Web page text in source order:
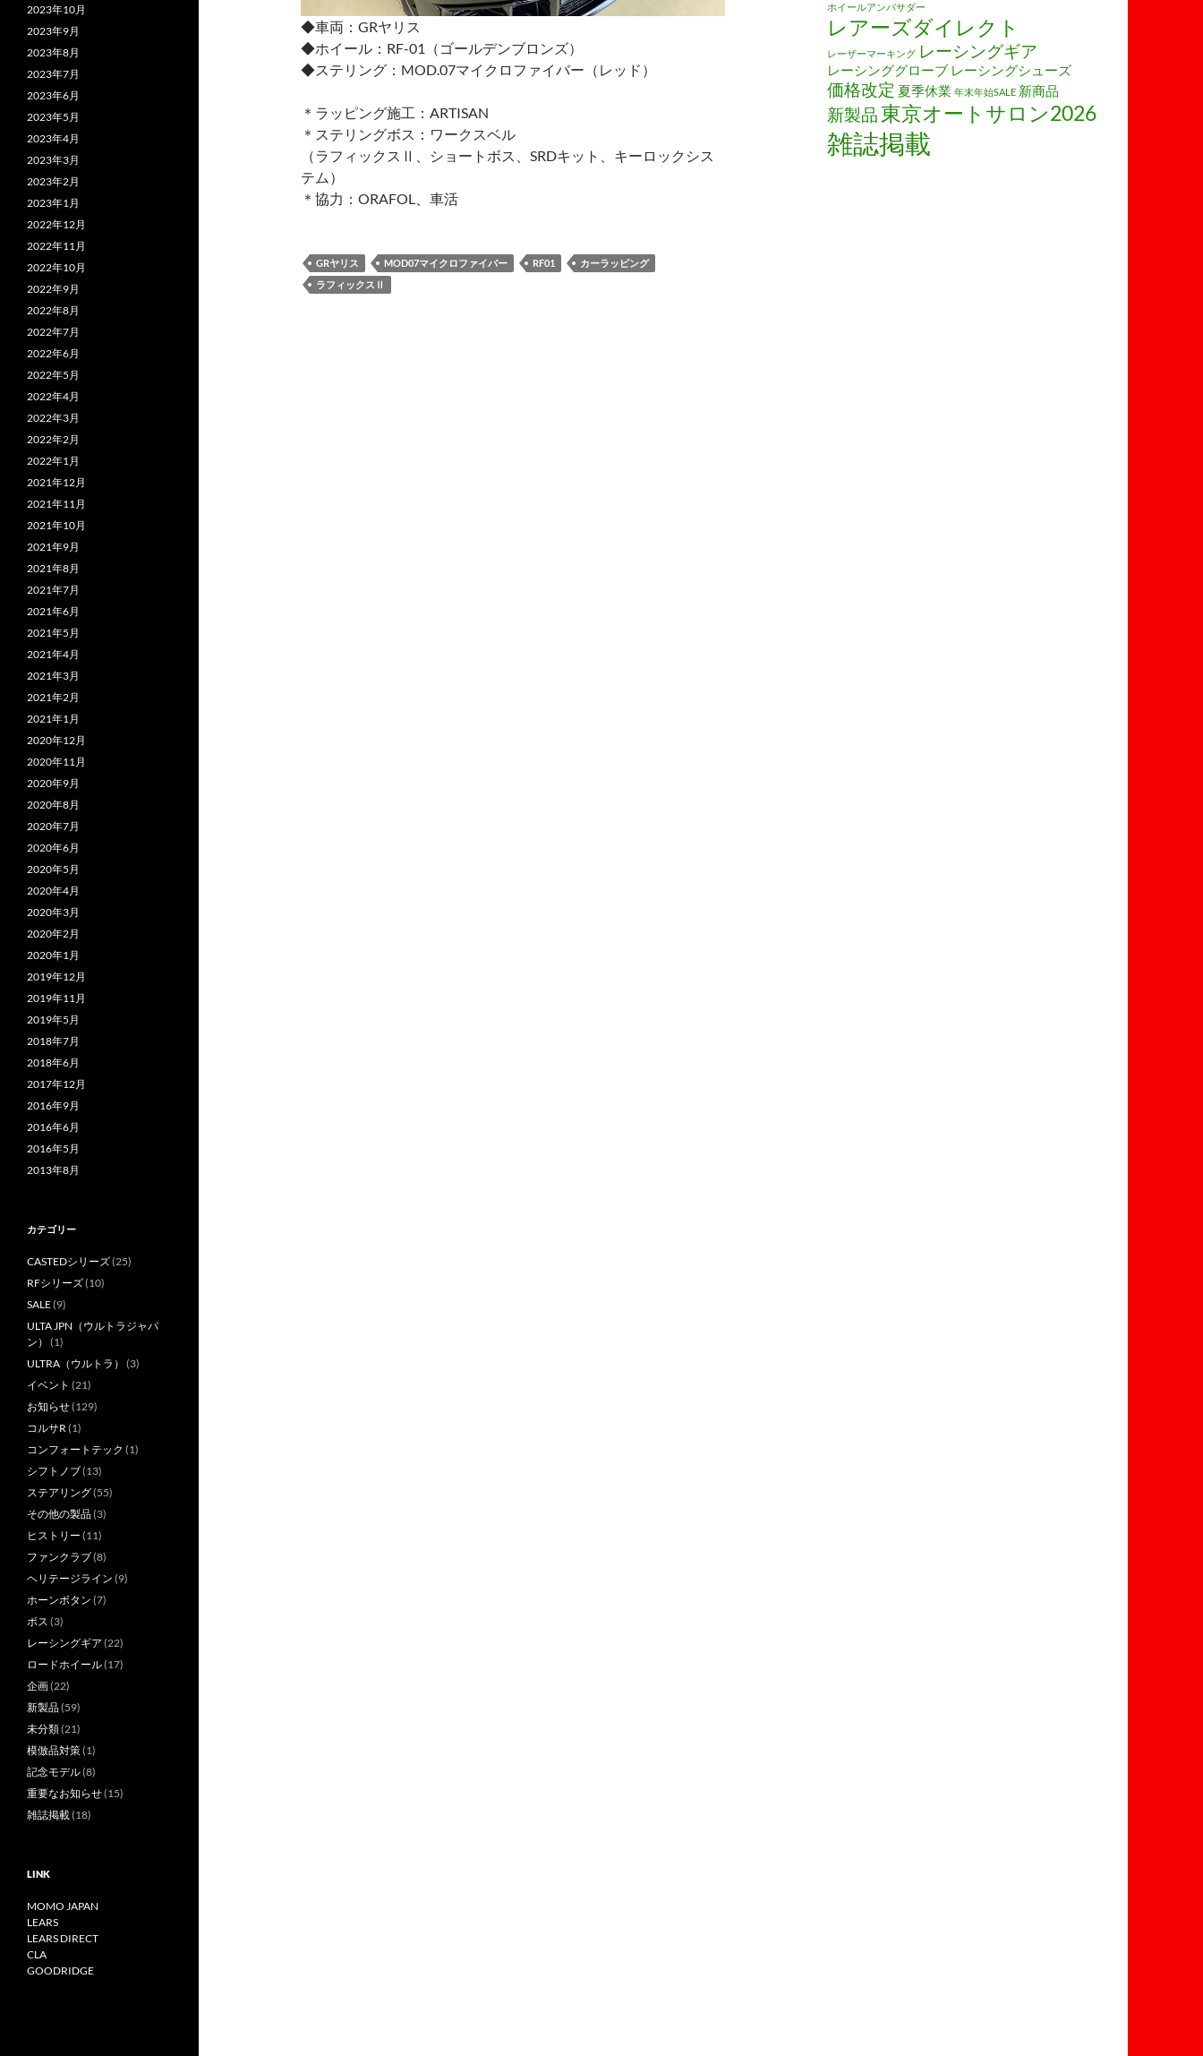
◆車両：GRヤリス
◆ホイール：RF-01（ゴールデンブロンズ）
◆ステリング：MOD.07マイクロファイバー（レッド）
＊ラッピング施工：ARTISAN
＊ステリングボス：ワークスベル
（ラフィックスⅡ、ショートボス、SRDキット、キーロックシス
テム）
＊協力：ORAFOL、車活
GRヤリス MOD07マイクロファイバー RF01
カーラッピング
ラフィックスⅡ
ホイールアンバサダー
レアーズダイレクト
レーザーマーキング レーシングギア
レーシンググローブ レーシングシューズ
価格改定 夏季休業 年末年始SALE 新商品
新製品 東京オートサロン2026
雑誌掲載
2023年10月
2023年9月
2023年8月
2023年7月
2023年6月
2023年5月
2023年4月
2023年3月
2023年2月
2023年1月
2022年12月
2022年11月
2022年10月
2022年9月
2022年8月
2022年7月
2022年6月
2022年5月
2022年4月
2022年3月
2022年2月
2022年1月
2021年12月
2021年11月
2021年10月
2021年9月
2021年8月
2021年7月
2021年6月
2021年5月
2021年4月
2021年3月
2021年2月
2021年1月
2020年12月
2020年11月
2020年9月
2020年8月
2020年7月
2020年6月
2020年5月
2020年4月
2020年3月
2020年2月
2020年1月
2019年12月
2019年11月
2019年5月
2018年7月
2018年6月
2017年12月
2016年9月
2016年6月
2016年5月
2013年8月
カテゴリー
CASTEDシリーズ(25)
RFシリーズ(10)
SALE(9)
ULTA JPN（ウルトラジャパ
ン） (1)
ULTRA（ウルトラ） (3)
イベント (21)
お知らせ(129)
コルサR(1)
コンフォートテック (1)
シフトノブ(13)
ステアリング(55)
その他の製品(3)
ヒストリー (11)
ファンクラブ(8)
ヘリテージライン (9)
ホーンボタン (7)
ボス (3)
レーシングギア (22)
ロードホイール(17)
企画(22)
新製品(59)
未分類(21)
模倣品対策(1)
記念モデル(8)
重要なお知らせ(15)
雑誌掲載(18)
LINK
MOMO JAPAN
LEARS
LEARS DIRECT
CLA
GOODRIDGE